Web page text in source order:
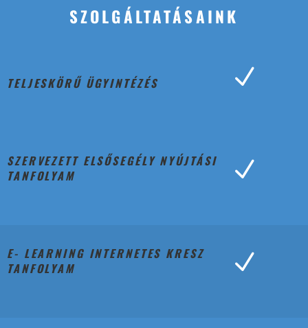
SZOLGÁLTATÁSAINK
TELJESKÖRŰ ÜGYINTÉZÉS N
SZERVEZETT ELSŐSEGÉLY NYÚJTÁSI
TANFOLYAM
N
E- LEARNING INTERNETES KRESZ
TANFOLYAM
N